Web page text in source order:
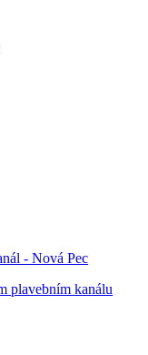
- Nová Pec
plavebním kanálu